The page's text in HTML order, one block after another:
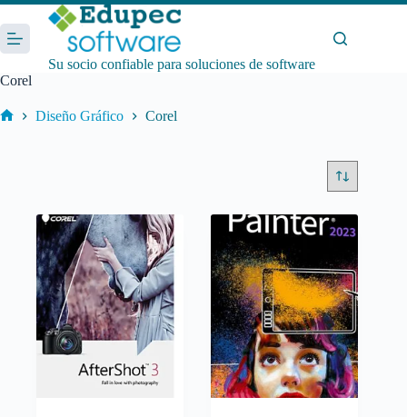
Saltar
al
contenido
Su socio confiable para soluciones de software
Corel
Diseño Gráfico Corel